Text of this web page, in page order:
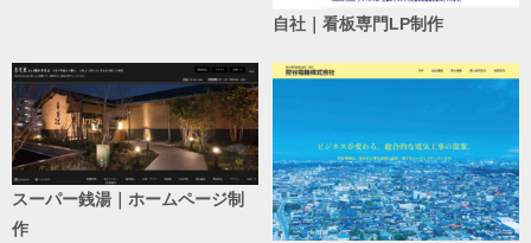
自社｜看板専門LP制作
スーパー銭湯｜ホームページ制
作